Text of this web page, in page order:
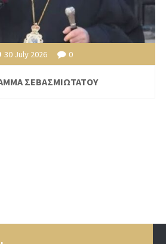
30 July 2026 0
ΣΕΒΑΣΜΙΩΤΑΤΟΥ